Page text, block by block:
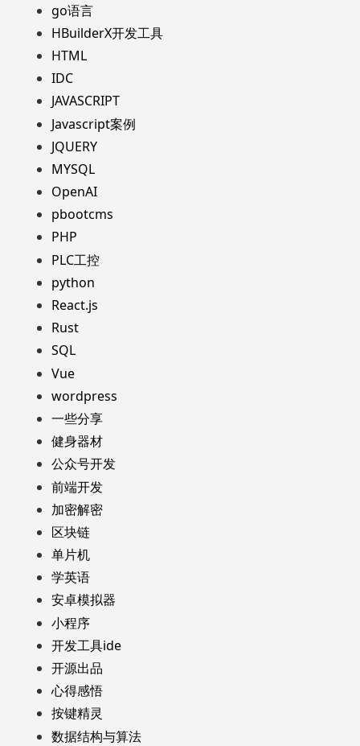
go语言
HBuilderX开发工具
HTML
IDC
JAVASCRIPT
Javascript案例
JQUERY
MYSQL
OpenAI
pbootcms
PHP
PLC工控
python
React.js
Rust
SQL
Vue
wordpress
一些分享
健身器材
公众号开发
前端开发
加密解密
区块链
单片机
学英语
安卓模拟器
小程序
开发工具ide
开源出品
心得感悟
按键精灵
数据结构与算法